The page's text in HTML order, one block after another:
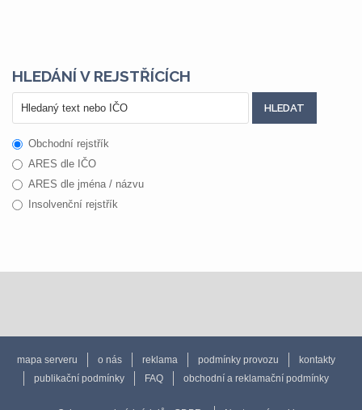
HLEDÁNÍ V REJSTŘÍCÍCH
Obchodní rejstřík
ARES dle IČO
ARES dle jména / názvu
Insolvenční rejstřík
mapa serveru o nás reklama podmínky provozu
kontakty
publikační podmínky
FAQ obchodní a reklamační podmínky